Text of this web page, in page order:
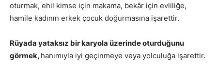
oturmak, ehil kimse için makama, bekâr için evliliğe,
hamile kadının erkek çocuk doğurmasına işarettir.
Rüyada yataksız bir karyola üzerinde oturduğunu
görmek, hanımıyla iyi geçinmeye veya yolculuğa işarettir.